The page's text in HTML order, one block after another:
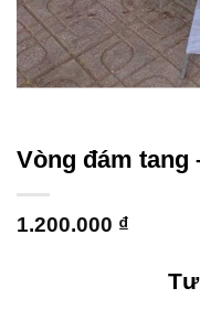
Vòng đám tang
1.200.000 ₫